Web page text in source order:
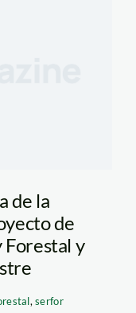
de la
de
Forestal y
,serfor